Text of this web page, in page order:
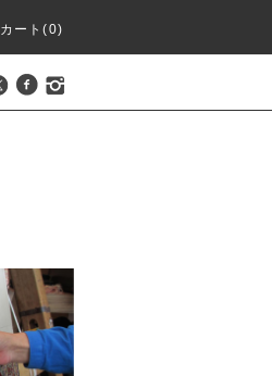
カート(0)